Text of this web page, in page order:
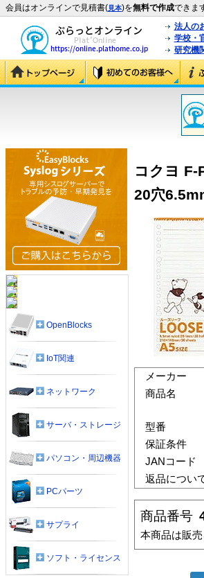
会員はオンラインで見積書(見本)を無料で作成できま
法人の
学校・
研究機
コクヨ F-
20穴
メーカー
商品名
型番
保証条件
JANコード
返品につい
商品番号
本商品は販
OpenBlocks
IoT関連
ネットワーク
サーバ・ストレージ
パソコン・周辺機器
PCパーツ
サプライ
ソフト・ライセンス